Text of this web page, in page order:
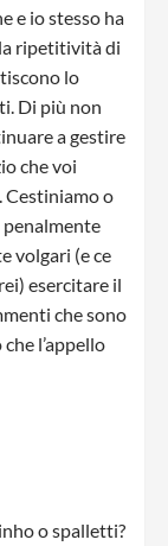
e io stesso ha
ripetitività di
lo
Di più non
a gestire
che voi
o
volgari (e ce
esercitare il
che sono
l’appello
o spalletti?